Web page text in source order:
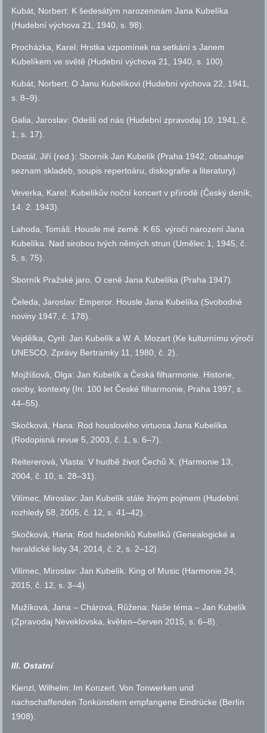
Kubát, Norbert: K šedesátým narozeninám Jana Kubelíka
(Hudební výchova 21, 1940, s. 98).
Procházka, Karel: Hrstka vzpomínek na setkání s Janem
Kubelíkem ve světě (Hudební výchova 21, 1940, s. 100).
Kubát, Norbert: O Janu Kubelíkovi (Hudební výchova 22, 1941,
s. 8–9).
Galia, Jaroslav: Odešli od nás (Hudební zpravodaj 10, 1941,č.
1,
s. 17).
Dostál, Jiří (red.): Sborník Jan Kubelík (Praha 1942, obsahuje
seznam skladeb, soupis repertoáru, diskografie a literatury).
Veverka, Karel: Kubelíkův noční koncert v přírodě (Český deník,
14. 2. 1943).
Lahoda, Tomáš: Housle mé země. K 65. výročí narození Jana
Kubelíka. Nad sirobou tvých němých strun (Umělec 1, 1945,č.
5, s. 75).
Sborník Pražské jaro. O ceně Jana Kubelíka (Praha 1947).
Čeleda, Jaroslav: Emperor. Housle Jana Kubelíka (Svobodné
noviny 1947,č. 178).
Vejdělka, Cyril: Jan Kubelík a W. A. Mozart (Ke kulturnímu výročí
UNESCO, Zprávy Bertramky 11, 1980,č. 2).
Mojžíšová, Olga: Jan Kubelík a Česká filharmonie. Historie,
osoby, kontexty (In: 100 let České filharmonie, Praha 1997, s.
44–55).
Skočková, Hana: Rod houslového virtuosa Jana Kubelíka
(Rodopisná revue 5, 2003,č. 1, s. 6–7).
Reitererová, Vlasta: V hudbě život Čechů X. (Harmonie 13,
2004,č. 10, s. 28–31).
Vilímec, Miroslav: Jan Kubelík stále živým pojmem (Hudební
rozhledy 58, 2005,č. 12, s. 41–42).
Skočková, Hana: Rod hudebníků Kubelíků (Genealogické a
heraldické listy 34, 2014,č. 2, s. 2–12).
Vilímec, Miroslav: Jan Kubelík. King of Music (Harmonie 24,
2015,č. 12, s. 3–4).
Mužíková, Jana – Chárová, Růžena: Naše téma – Jan Kubelík
(Zpravodaj Neveklovska, květen–červen 2015, s. 6–8).
III. Ostatní
Kienzl, Wilhelm: Im Konzert. Von Tonwerken und
nachschaffenden Tonkünstlern empfangene Eindrücke (Berlín
1908).